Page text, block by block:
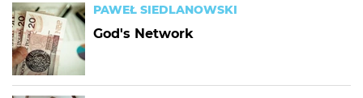
PAWEŁ SIEDLANOWSKI
God's Network